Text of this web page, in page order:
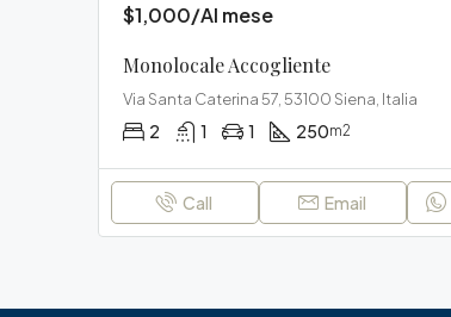
$1,000/Al mese
Monolocale Accogliente
Via Santa Caterina 57, 53100 Siena, Italia
2 1 1 250m2
Call Email